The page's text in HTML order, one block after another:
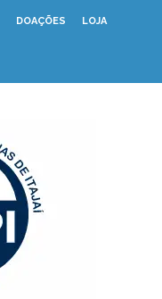
DOAÇÕES
LOJA